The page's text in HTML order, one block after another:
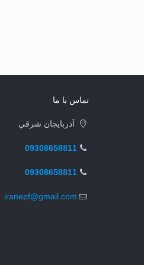
تماس با ما
آذربايجان شرقي
09308658811
09308658811
iranepf@gmail.com